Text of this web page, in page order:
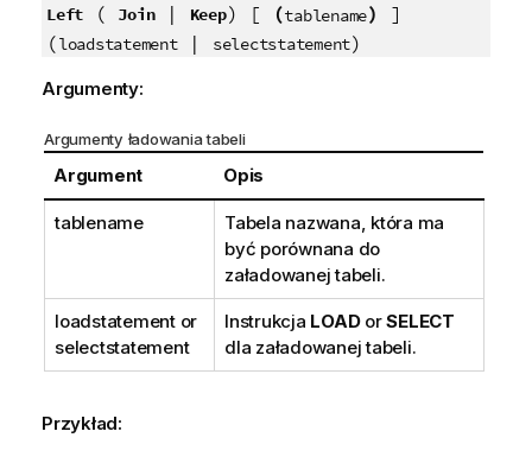
a
c
a
Left ( Join| Keep) [ (tablename)
]
(loadstatement| selectstatement)
Argumenty:
Argumenty ładowania tabeli
Argument Opis
tablename
Tabela nazwana, która ma
być porównana do
załadowanej tabeli.
loadstatementor
selectstatement
Instrukcja LOADorSELECT
dla załadowanej tabeli.
Przykład: